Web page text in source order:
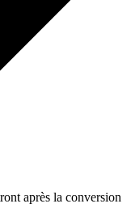
après la conversion